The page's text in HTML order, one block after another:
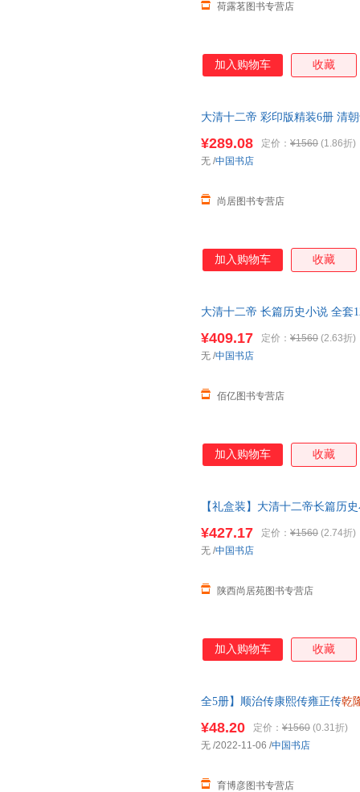
荷露茗图书专营店
加入购物车 收藏
大清十二帝 彩印版精装6册 清
放心下单，本店所有商品均可
¥289.08 定价： ¥1560 (1.86折)
尚居图书专营店
无 /中国书店
加入购物车 收藏
大清十二帝 长篇历史小说 全套
¥409.17 定价： ¥1560 (2.63折)
佰亿图书专营店
无 /中国书店
加入购物车 收藏
【礼盒装】大清十二帝长篇历
¥427.17 定价： ¥1560 (2.74折)
陕西尚居苑图书专营店
无 /中国书店
加入购物车 收藏
全5册】顺治传康熙传雍正传乾
¥48.20 定价： ¥1560 (0.31折)
育博彦图书专营店
无 /2022-11-06 /中国书店